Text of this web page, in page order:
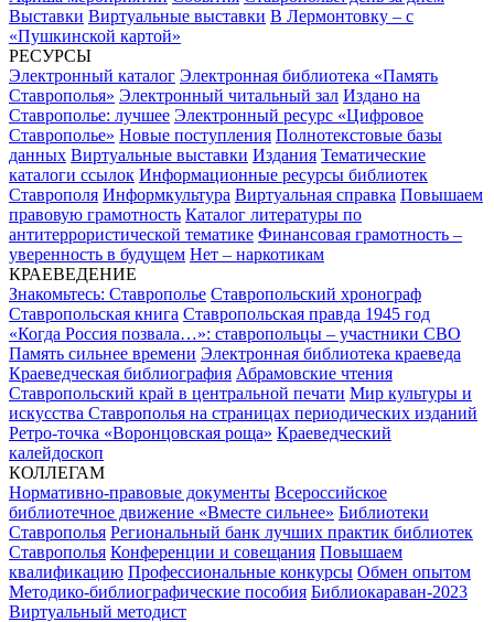
Выставки Виртуальные выставки В Лермонтовку – с
«Пушкинской картой»
РЕСУРСЫ
Электронный каталог Электронная библиотека «Память
Ставрополья» Электронный читальный зал Издано на
Ставрополье: лучшее Электронный ресурс «Цифровое
Ставрополье» Новые поступления Полнотекстовые базы
данных Виртуальные выставки Издания Тематические
каталоги ссылок Информационные ресурсы библиотек
Ставрополя Информкультура Виртуальная справка Повышаем
правовую грамотность Каталог литературы по
антитеррористической тематике Финансовая грамотность –
уверенность в будущем Нет – наркотикам
КРАЕВЕДЕНИЕ
Знакомьтесь: Ставрополье Ставропольский хронограф
Ставропольская книга Ставропольская правда 1945 год
«Когда Россия позвала…»: ставропольцы – участники СВО
Память сильнее времени Электронная библиотека краеведа
Краеведческая библиография Абрамовские чтения
Ставропольский край в центральной печати Мир культуры и
искусства Ставрополья на страницах периодических изданий
Ретро-точка «Воронцовская роща» Краеведческий
калейдоскоп
КОЛЛЕГАМ
Нормативно-правовые документы Всероссийское
библиотечное движение «Вместе сильнее» Библиотеки
Ставрополья Региональный банк лучших практик библиотек
Ставрополья Конференции и совещания Повышаем
квалификацию Профессиональные конкурсы Обмен опытом
Методико-библиографические пособия Библиокараван-2023
Виртуальный методист